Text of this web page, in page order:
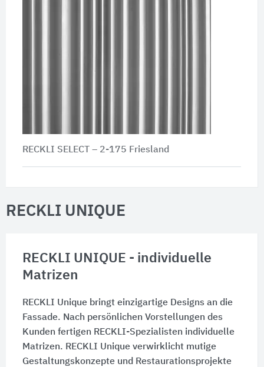
RECKLI SELECT – 2-175 Friesland
RECKLI UNIQUE
RECKLI UNIQUE - individuelle
Matrizen
RECKLI Unique bringt einzigartige Designs an die
Fassade. Nach persönlichen Vorstellungen des
Kunden fertigen RECKLI-Spezialisten individuelle
Matrizen. RECKLI Unique verwirklicht mutige
Gestaltungskonzepte und Restaurationsprojekte